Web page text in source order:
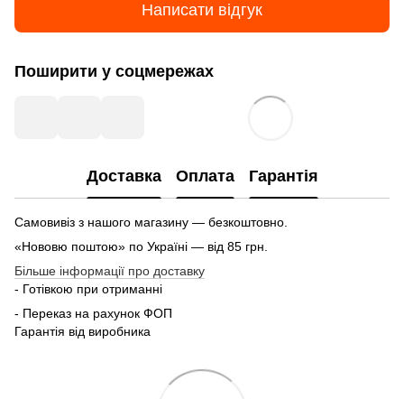
Написати відгук
Поширити у соцмережах
Доставка Оплата Гарантія
Самовивіз з нашого магазину — безкоштовно.
«Нововю поштою» по Україні — від 85 грн.
Більше інформації про доставку
- Готівкою при отриманні
- Переказ на рахунок ФОП
Гарантія від виробника